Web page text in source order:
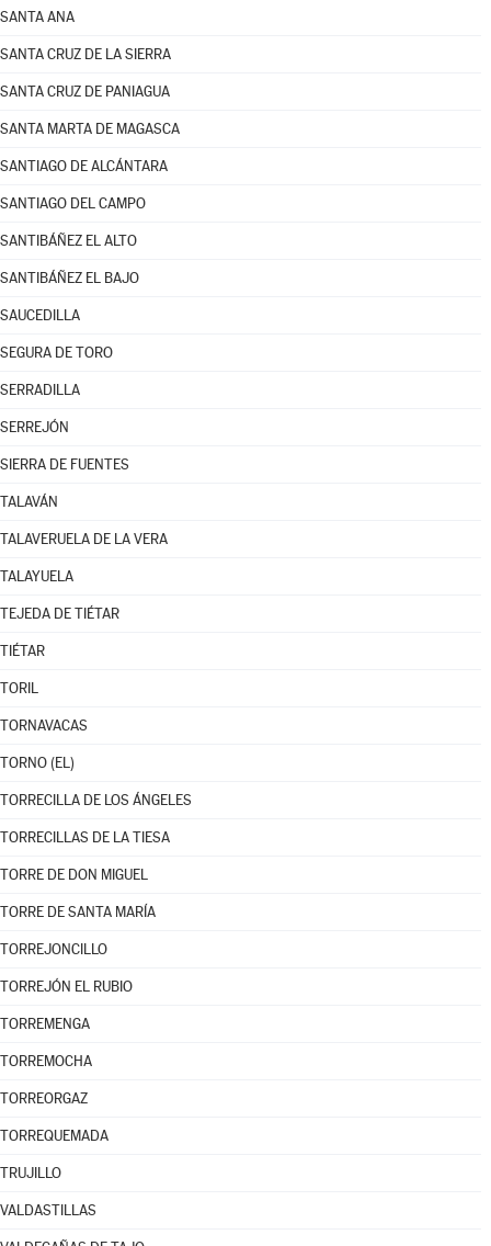
SANTA ANA
SANTA CRUZ DE LA SIERRA
SANTA CRUZ DE PANIAGUA
SANTA MARTA DE MAGASCA
SANTIAGO DE ALCÁNTARA
SANTIAGO DEL CAMPO
SANTIBÁÑEZ EL ALTO
SANTIBÁÑEZ EL BAJO
SAUCEDILLA
SEGURA DE TORO
SERRADILLA
SERREJÓN
SIERRA DE FUENTES
TALAVÁN
TALAVERUELA DE LA VERA
TALAYUELA
TEJEDA DE TIÉTAR
TIÉTAR
TORIL
TORNAVACAS
TORNO (EL)
TORRECILLA DE LOS ÁNGELES
TORRECILLAS DE LA TIESA
TORRE DE DON MIGUEL
TORRE DE SANTA MARÍA
TORREJONCILLO
TORREJÓN EL RUBIO
TORREMENGA
TORREMOCHA
TORREORGAZ
TORREQUEMADA
TRUJILLO
VALDASTILLAS